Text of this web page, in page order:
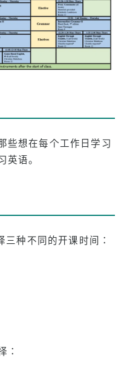
、电子签证等）
持有者）学费
证）持有者的学费
些想在每个工作日学习
英语。
种不同的开课时间：
：